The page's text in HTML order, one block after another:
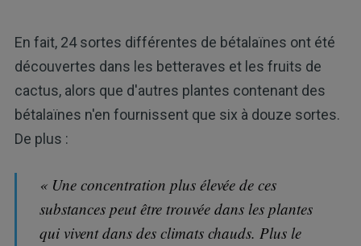
En fait, 24 sortes différentes de bétalaïnes ont été
découvertes dans les betteraves et les fruits de
cactus, alors que d'autres plantes contenant des
bétalaïnes n'en fournissent que six à douze sortes.
De plus :
« Une concentration plus élevée de ces
substances peut être trouvée dans les plantes
qui vivent dans des climats chauds. Plus le